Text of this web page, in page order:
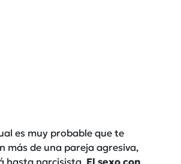
es muy probable que te
más de una pareja agresiva,
hasta narcisista. El sexo con